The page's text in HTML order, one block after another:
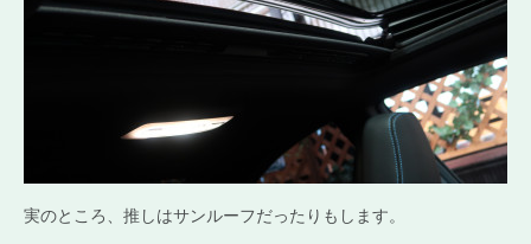
実のところ、推しはサンルーフだったりもします。